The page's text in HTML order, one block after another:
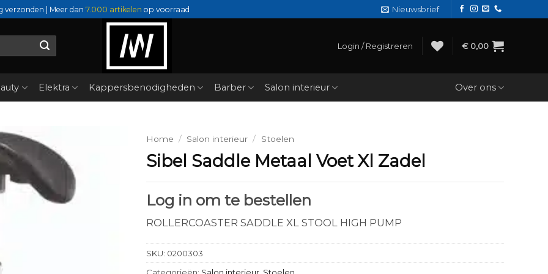
verzonden | Meer dan 7.000 artikelen op voorraad Nieuwsbrief
Login / Registreren € 0,00
Elektra Kappersbenodigheden Barber Salon interieur Over ons
Home / Salon interieur / Stoelen
Sibel Saddle Metaal Voet Xl Zadel
Log in om te bestellen
ROLLERCOASTER SADDLE XL STOOL HIGH PUMP
SKU: 0200303